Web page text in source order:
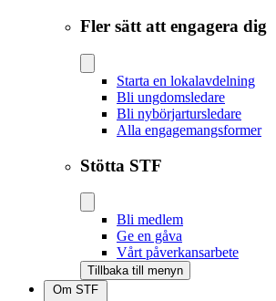
Fler sätt att engagera dig
Starta en lokalavdelning
Bli ungdomsledare
Bli nybörjartursledare
Alla engagemangsformer
Stötta STF
Bli medlem
Ge en gåva
Vårt påverkansarbete
Tillbaka till menyn
Om STF